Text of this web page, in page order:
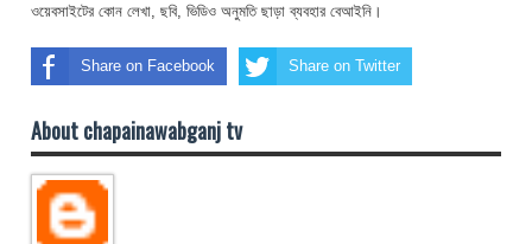
ওয়েবসাইটের কোন লেখা, ছবি, ভিডিও অনুমতি ছাড়া ব্যবহার বেআইনি।
Share on Facebook Share on Twitter
About chapainawabganj tv